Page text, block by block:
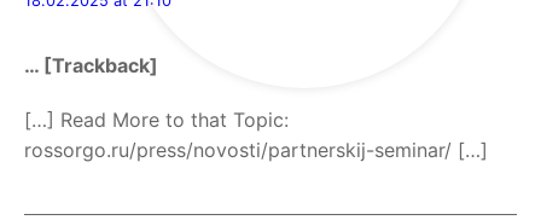
… [Trackback]
[…] Read More to that Topic:
rossorgo.ru/press/novosti/partnerskij-seminar/ […]